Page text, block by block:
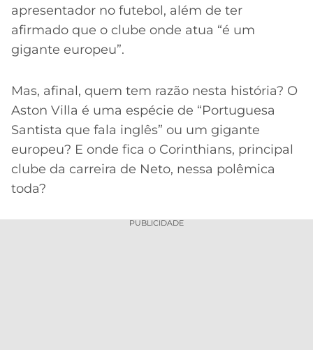
CRUZEIRO
apresentador no futebol, além de ter
afirmado que o clube onde atua “é um
gigante europeu”.
Mas, afinal, quem tem razão nesta história? O
Aston Villa é uma espécie de “Portuguesa
Santista que fala inglês” ou um gigante
europeu? E onde fica o Corinthians, principal
clube da carreira de Neto, nessa polêmica
toda?
PUBLICIDADE